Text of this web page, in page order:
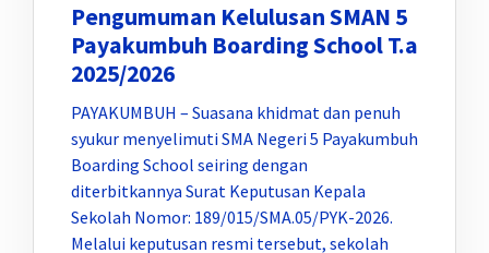
Pengumuman Kelulusan SMAN 5
Payakumbuh Boarding School T.a
2025/2026
PAYAKUMBUH – Suasana khidmat dan penuh
syukur menyelimuti SMA Negeri 5 Payakumbuh
Boarding School seiring dengan
diterbitkannya Surat Keputusan Kepala
Sekolah Nomor: 189/015/SMA.05/PYK-2026.
Melalui keputusan resmi tersebut, sekolah